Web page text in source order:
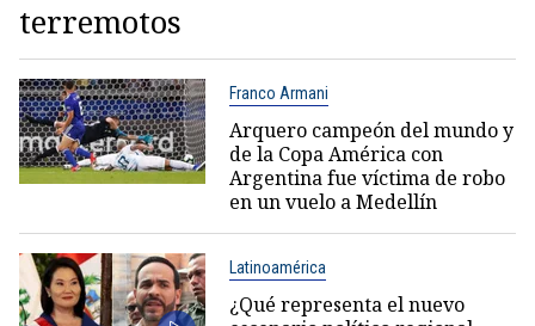
terremotos
Franco Armani
Arquero campeón del mundo y
de la Copa América con
Argentina fue víctima de robo
en un vuelo a Medellín
Latinoamérica
¿Qué representa el nuevo